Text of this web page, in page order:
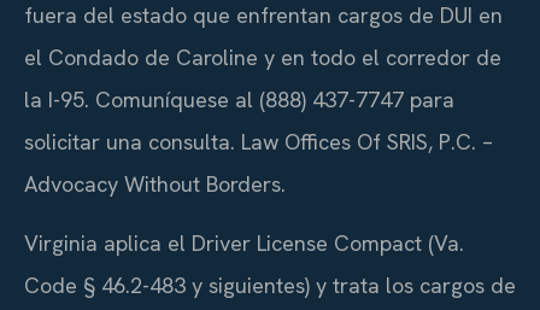
fuera del estado que enfrentan cargos de DUI en
el Condado de Caroline y en todo el corredor de
la I-95. Comuníquese al (888) 437-7747 para
solicitar una consulta. Law Offices Of SRIS, P.C. –
Advocacy Without Borders.
Virginia aplica el Driver License Compact (Va.
Code § 46.2-483 y siguientes) y trata los cargos de